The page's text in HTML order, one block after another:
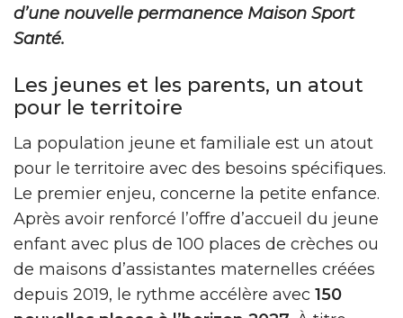
d’une nouvelle permanence Maison Sport
Santé.
Les jeunes et les parents, un atout
pour le territoire
La population jeune et familiale est un atout
pour le territoire avec des besoins spécifiques.
Le premier enjeu, concerne la petite enfance.
Après avoir renforcé l’offre d’accueil du jeune
enfant avec plus de 100 places de crèches ou
de maisons d’assistantes maternelles créées
depuis 2019, le rythme accélère avec 150